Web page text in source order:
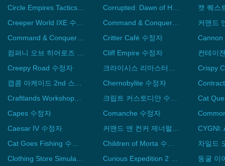
Circle Empires Tactics 수정자
Corrupted: Dawn of Havoc 수정자
캣 퀘스
Creeper World IXE 수정자
Command & Conquer 3: Tiberium Wars 수정자
Command & Conquer: Red Alert 3 - Uprising 수정자
Critter Café 수정자
컴퍼니 오브 히어로즈 2 수정자
Cliff Empire 수정자
컨테이
Creepy Road 수정자
크라이시스 리마스터드 수정자
Crispy
캡콤 아케이드 2nd 스타디움 수정자
Chernobylite 수정자
Craftlands Workshoppe 수정자
크립트 커스토디안 수정자
Cat
Capes 수정자
Comanche 수정자
Caesar IV 수정자
커맨드 앤 컨커 제너럴 수정자
Cat Goes Fishing 수정자
Children of Morta 수정자
Clothing Store Simulator 수정자
Curious Expedition 2 수정자
동굴 이